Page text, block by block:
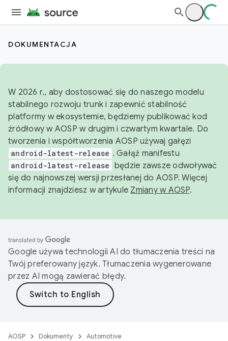
DOKUMENTACJA
W 2026 r., aby dostosować się do naszego modelu
stabilnego rozwoju trunk i zapewnić stabilność
platformy w ekosystemie, będziemy publikować kod
źródłowy w AOSP w drugim i czwartym kwartale. Do
tworzenia i współtworzenia AOSP używaj gałęzi
android-latest-release . Gałąź manifestu
android-latest-release będzie zawsze odwoływać
się do najnowszej wersji przesłanej do AOSP. Więcej
informacji znajdziesz w artykule Zmiany w AOSP.
Google używa technologii AI do tłumaczenia treści na
Twój preferowany język. Tłumaczenia wygenerowane
przez AI mogą zawierać błędy.
AOSP Dokumenty Automotive